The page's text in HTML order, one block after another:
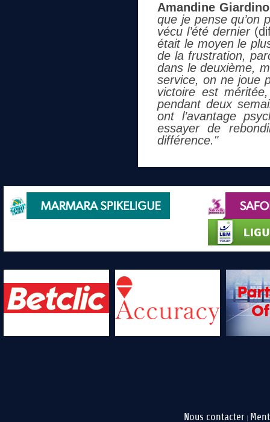
Amandine
que je pense qu’on
vécu l’été dernier
était le moyen le
de la frustration,
dans le deuxième,
service, on ne joue
victoire est
pendant deux
ont l’avantage
essayer de
différence."
Nous contacter |